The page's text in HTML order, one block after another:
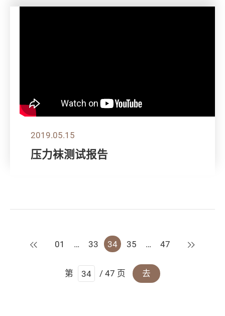
2019.05.15
压力袜测试报告
上一页
01 … 33 34 35 … 47 下一页
第 / 47 页 去